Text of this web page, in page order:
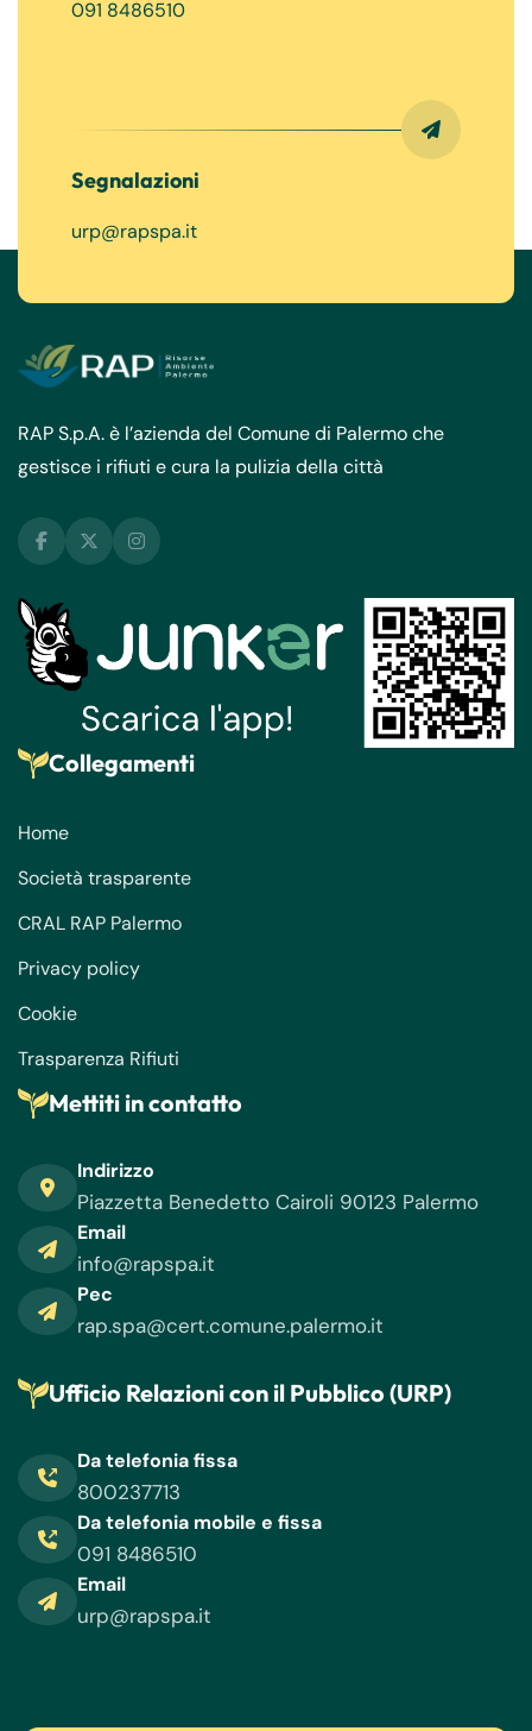
091 8486510
Segnalazioni
urp@rapspa.it
RAP S.p.A. è l’azienda del Comune di Palermo che
gestisce i rifiuti e cura la pulizia della città
Collegamenti
Home
Società trasparente
CRAL RAP Palermo
Privacy policy
Cookie
Trasparenza Rifiuti
Mettiti in contatto
Indirizzo
Piazzetta Benedetto Cairoli 90123 Palermo
Email
info@rapspa.it
Pec
rap.spa@cert.comune.palermo.it
Ufficio Relazioni con il Pubblico (URP)
Da telefonia fissa
800237713
Da telefonia mobile e fissa
091 8486510
Email
urp@rapspa.it